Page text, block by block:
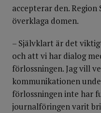
accepterar den.
överklaga domen.
– Självklart är det
och att vi har dialog
förlossningen. Jag vill
kommunikationen
förlossningen inte har
journalföringen varit